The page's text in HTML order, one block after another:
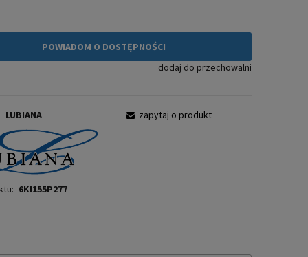
POWIADOM O DOSTĘPNOŚCI
dodaj do przechowalni
LUBIANA
6KI155P277
zapytaj o produkt